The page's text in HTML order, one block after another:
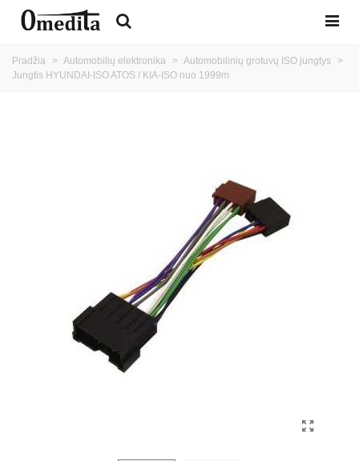
Pradžia > Automobilių elektronika > Automobilinių grotuvų ISO jungtys
>
Jungtis HYUNDAI-ISO ATOS / KIA-ISO nuo 1999m